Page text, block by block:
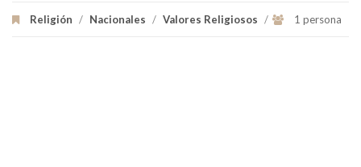
Religión / Nacionales / Valores Religiosos / 1 persona